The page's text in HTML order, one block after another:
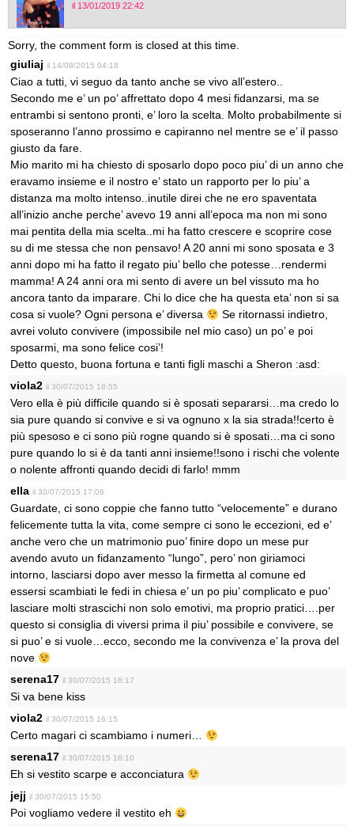
il 13/01/2019 22:42
Sorry, the comment form is closed at this time.
giuliaj il 14/08/2015 04:18
Ciao a tutti, vi seguo da tanto anche se vivo all’estero..
Secondo me e’ un po’ affrettato dopo 4 mesi fidanzarsi, ma se
entrambi si sentono pronti, e’ loro la scelta. Molto probabilmente si
sposeranno l’anno prossimo e capiranno nel mentre se e’ il passo
giusto da fare.
Mio marito mi ha chiesto di sposarlo dopo poco piu’ di un anno che
eravamo insieme e il nostro e’ stato un rapporto per lo piu’ a
distanza ma molto intenso..inutile direi che ne ero spaventata
all’inizio anche perche’ avevo 19 anni all’epoca ma non mi sono
mai pentita della mia scelta..mi ha fatto crescere e scoprire cose
su di me stessa che non pensavo! A 20 anni mi sono sposata e 3
anni dopo mi ha fatto il regato piu’ bello che potesse…rendermi
mamma! A 24 anni ora mi sento di avere un bel vissuto ma ho
ancora tanto da imparare. Chi lo dice che ha questa eta’ non si sa
cosa si vuole? Ogni persona e’ diversa
Se ritornassi indietro,
avrei voluto convivere (impossibile nel mio caso) un po’ e poi
sposarmi, ma sono felice cosi’!
Detto questo, buona fortuna e tanti figli maschi a Sheron :asd:
viola2 il 30/07/2015 18:55
Vero ella è più difficile quando si è sposati separarsi…ma credo lo
sia pure quando si convive e si va ognuno x la sia strada!!certo è
più spesoso e ci sono più rogne quando si è sposati…ma ci sono
pure quando lo si è da tanti anni insieme!!sono i rischi che volente
o nolente affronti quando decidi di farlo! mmm
ella il 30/07/2015 17:06
Guardate, ci sono coppie che fanno tutto “velocemente” e durano
felicemente tutta la vita, come sempre ci sono le eccezioni, ed e’
anche vero che un matrimonio puo’ finire dopo un mese pur
avendo avuto un fidanzamento “lungo”, pero’ non giriamoci
intorno, lasciarsi dopo aver messo la firmetta al comune ed
essersi scambiati le fedi in chiesa e’ un po piu’ complicato e puo’
lasciare molti strascichi non solo emotivi, ma proprio pratici….per
questo si consiglia di viversi prima il piu’ possibile e convivere, se
si puo’ e si vuole…ecco, secondo me la convivenza e’ la prova del
nove
serena17 il 30/07/2015 16:17
Si va bene kiss
viola2 il 30/07/2015 16:15
Certo magari ci scambiamo i numeri…
serena17 il 30/07/2015 16:10
Eh si vestito scarpe e acconciatura
jejj il 30/07/2015 15:50
Poi vogliamo vedere il vestito eh